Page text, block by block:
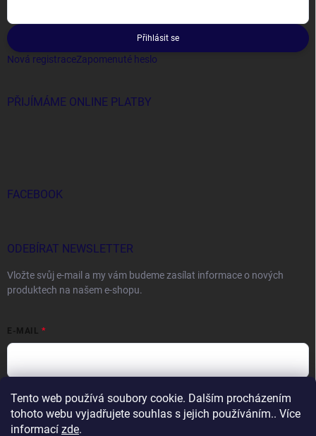
Tento web používá soubory cookie. Dalším procházením
tohoto webu vyjadřujete souhlas s jejich používáním.. Více
informací zde.
Přihlásit se
Nová registraceZapomenuté heslo
PŘIJÍMÁME ONLINE PLATBY
FACEBOOK
ODEBÍRAT NEWSLETTER
Vložte svůj e-mail a my vám budeme zasílat informace o nových
produktech na našem e-shopu.
E-MAIL
Vložením e-mailu souhlasíte spodmínkami ochrany osobních údajů
Přihlásit se